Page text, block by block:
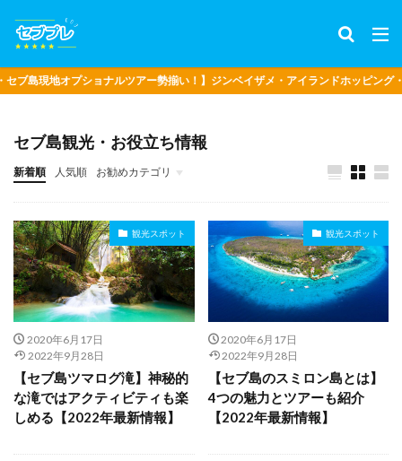
島現地オプショナルツアー勢揃い！】ジンベイザメ・アイランドホッピング・ボ
セブ島観光・お役立ち情報
新着順 人気順 お勧めカテゴリ
観光スポット
2020年6月17日
2022年9月28日
【セブ島ツマログ滝】神秘的
な滝ではアクティビティも楽
しめる【2022年最新情報】
観光スポット
2020年6月17日
2022年9月28日
【セブ島のスミロン島とは】
4つの魅力とツアーも紹介
【2022年最新情報】